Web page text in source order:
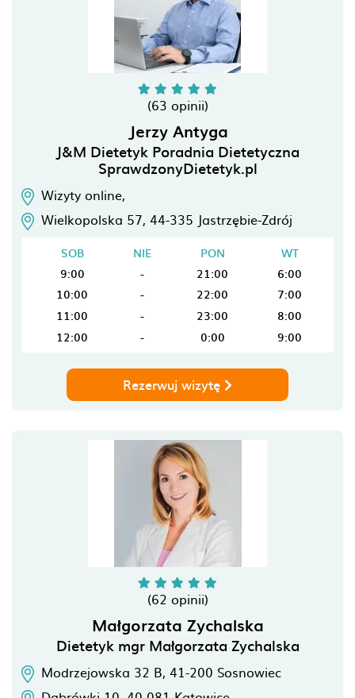
(63 opinii)
Jerzy Antyga
J&M Dietetyk Poradnia Dietetyczna
SprawdzonyDietetyk.pl
Wizyty online,
Wielkopolska 57, 44-335 Jastrzębie-Zdrój
SOB NIE PON
WT
9:00
- 21:00
6:00
10:00
- 22:00
7:00
11:00
- 23:00
8:00
12:00
- 0:00 9:00
Rezerwuj wizytę
(62 opinii)
Małgorzata Zychalska
Dietetyk mgr Małgorzata Zychalska
Modrzejowska 32 B, 41-200 Sosnowiec